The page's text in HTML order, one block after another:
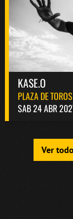
KASE.O
PLAZA DE TOROS
SAB 24 ABR
Ver